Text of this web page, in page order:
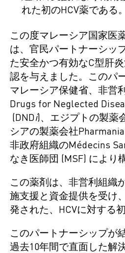
れた初のHCV薬である。
この度マレーシア国家医
は、官民パートナーシッ
た安全かつ有効なC型肝
認を与えました。このパ
マレーシア保健省、非営
Drugs for Neglected
(DNDi)、エジプトの製薬
シアの製薬会社
非政府組織のMédecins
なき医師団 (MSF) により
この薬剤は、非営利組織
施支援と資金提供を受け
発された、HCVに対する
このパートナーシップが
過去10年間で直面した解